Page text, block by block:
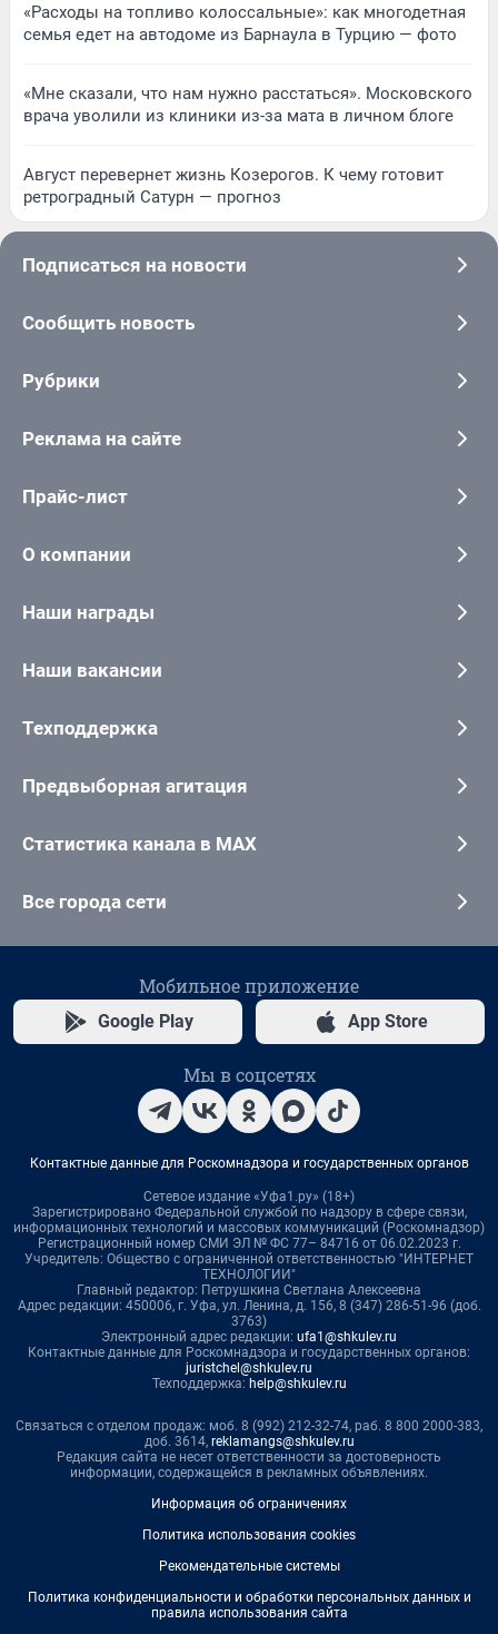
«Расходы на топливо колоссальные»: как многодетная
семья едет на автодоме из Барнаула в Турцию — фото
«Мне сказали, что нам нужно расстаться». Московского
врача уволили из клиники из-за мата в личном блоге
Август перевернет жизнь Козерогов. К чему готовит
ретроградный Сатурн — прогноз
Подписаться на новости
Сообщить новость
Рубрики
Реклама на сайте
Прайс-лист
О компании
Наши награды
Наши вакансии
Техподдержка
Предвыборная агитация
Статистика канала в MAX
Все города сети
Мобильное приложение
Google Play App Store
Мы в соцсетях
Контактные данные для Роскомнадзора и государственных органов
Сетевое издание «Уфа1.ру» (18+)
Зарегистрировано Федеральной службой по надзору в сфере связи,
информационных технологий и массовых коммуникаций (Роскомнадзор)
Регистрационный номер СМИ ЭЛ № ФС 77– 84716 от 06.02.2023 г.
Учредитель: Общество с ограниченной ответственностью "ИНТЕРНЕТ
ТЕХНОЛОГИИ"
Главный редактор: Петрушкина Светлана Алексеевна
Адрес редакции: 450006, г. Уфа, ул. Ленина, д. 156, 8 (347) 286-51-96 (доб.
3763)
Электронный адрес редакции: ufa1@shkulev.ru
Контактные данные для Роскомнадзора и государственных органов:
juristchel@shkulev.ru
Техподдержка: help@shkulev.ru
Связаться с отделом продаж: моб. 8 (992) 212-32-74, раб. 8 800 2000-383,
доб. 3614, reklamangs@shkulev.ru
Редакция сайта не несет ответственности за достоверность
информации, содержащейся в рекламных объявлениях.
Информация об ограничениях
Политика использования cookies
Рекомендательные системы
Политика конфиденциальности и обработки персональных данных и
правила использования сайта